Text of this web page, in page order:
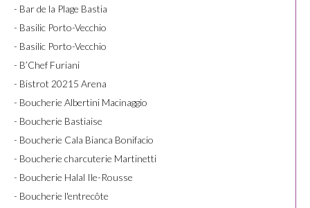
- Bar de la Plage Bastia
- Basilic Porto-Vecchio
- Basilic Porto-Vecchio
- B’Chef Furiani
- Bistrot 20215 Arena
- Boucherie Albertini Macinaggio
- Boucherie Bastiaise
- Boucherie Cala Bianca Bonifacio
- Boucherie charcuterie Martinetti
- Boucherie Halal Ile-Rousse
- Boucherie l'entrecôte